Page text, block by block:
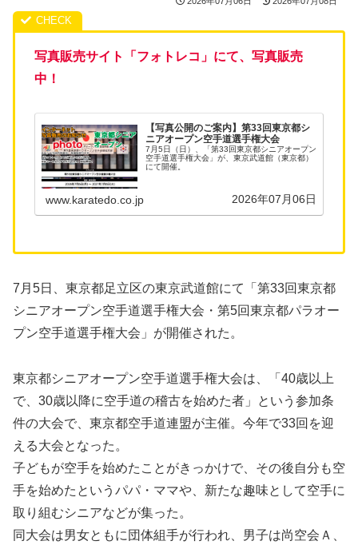
写真販売サイト「フォトレコ」にて、写真販売
中！
【写真公開のご案内】第33回東京都シ
ニアオープン空手道選手権大会
7月5日（日）、「第33回東京都シニアオープン
空手道選手権大会」が、東京武道館（東京都）
にて開催。
www.karatedo.co.jp 2026年07月06日
7月5日、東京都足立区の東京武道館にて「第33回東京都
シニアオープン空手道選手権大会・第5回東京都パラオー
プン空手道選手権大会」が開催された。
東京都シニアオープン空手道選手権大会は、「40歳以上
で、30歳以降に空手道の稽古を始めた者」という参加条
件の大会で、東京都空手道連盟が主催。今年で33回を迎
える大会となった。
子どもが空手を始めたことがきっかけで、その後自分も空
手を始めたというパパ・ママや、新たな趣味として空手に
取り組むシニアなどが集った。
同大会は男女ともに団体組手が行われ、男子は尚空会Ａ、